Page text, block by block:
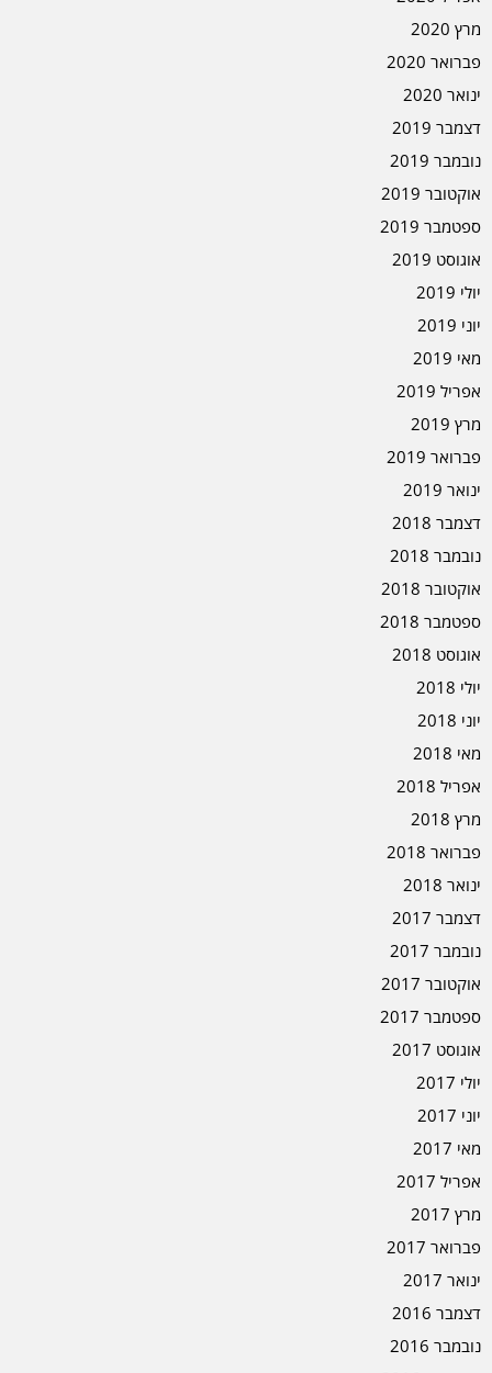
מרץ 2020
פברואר 2020
ינואר 2020
דצמבר 2019
נובמבר 2019
אוקטובר 2019
ספטמבר 2019
אוגוסט 2019
יולי 2019
יוני 2019
מאי 2019
אפריל 2019
מרץ 2019
פברואר 2019
ינואר 2019
דצמבר 2018
נובמבר 2018
אוקטובר 2018
ספטמבר 2018
אוגוסט 2018
יולי 2018
יוני 2018
מאי 2018
אפריל 2018
מרץ 2018
פברואר 2018
ינואר 2018
דצמבר 2017
נובמבר 2017
אוקטובר 2017
ספטמבר 2017
אוגוסט 2017
יולי 2017
יוני 2017
מאי 2017
אפריל 2017
מרץ 2017
פברואר 2017
ינואר 2017
דצמבר 2016
נובמבר 2016